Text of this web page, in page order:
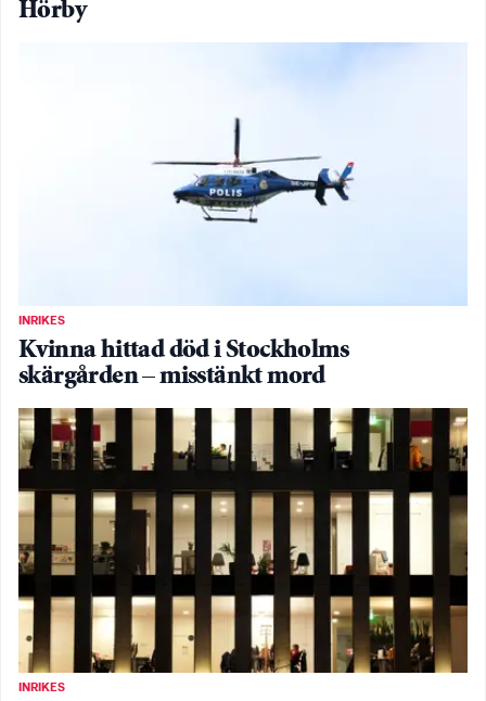
Hörby
INRIKES
Kvinna hittad död i Stockholms
skärgården – misstänkt mord
INRIKES